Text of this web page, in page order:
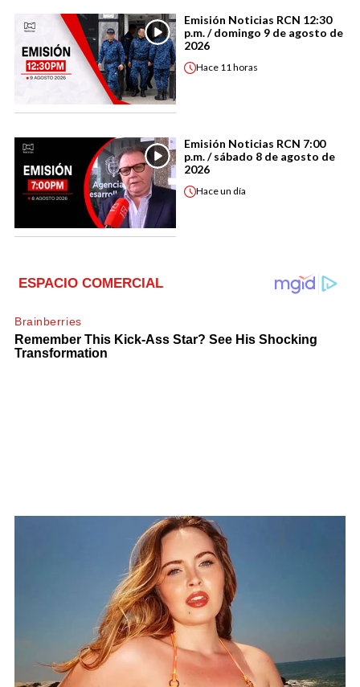
Emisión Noticias RCN 12:30
p.m. / domingo 9 de agosto de
2026
Hace 11 horas
Emisión Noticias RCN 7:00
p.m. / sábado 8 de agosto de
2026
Haceun día